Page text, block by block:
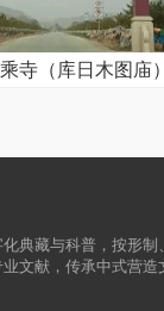
寺（库日木图庙
典藏与科普，按形
文献，传承中式营造